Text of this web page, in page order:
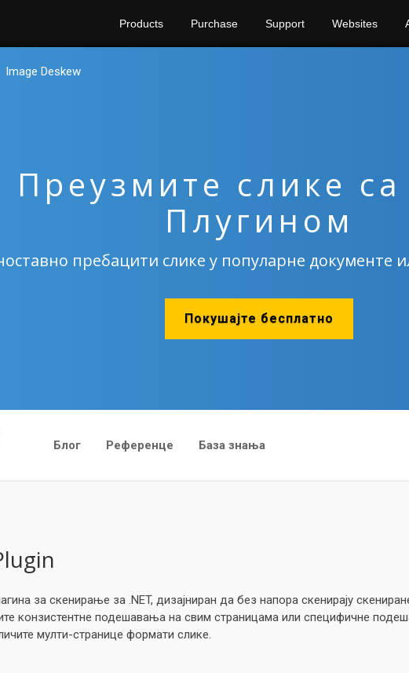
Products Purchase Support Websites
Image Deskew
Преузмите слике са
Плугином
пребацити слике у популарне документе
Покушајте бесплатно
Блог Референце База знања
за скенирање за .NET, дизајниран да без напора скенирају
конзистентне подешавања на свим страницама или специфичне
мулти-странице формати слике.